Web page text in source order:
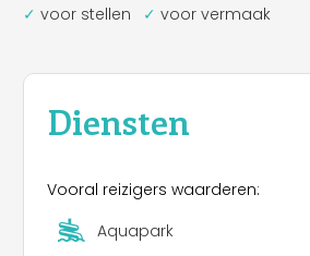
voor stellen
voor vermaak
Diensten
Vooral reizigers waarderen:
Aquapark